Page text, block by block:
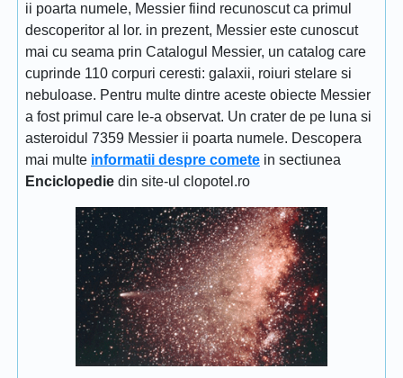
ii poarta numele, Messier fiind recunoscut ca primul
descoperitor al lor. in prezent, Messier este cunoscut
mai cu seama prin Catalogul Messier, un catalog care
cuprinde 110 corpuri ceresti: galaxii, roiuri stelare si
nebuloase. Pentru multe dintre aceste obiecte Messier
a fost primul care le-a observat. Un crater de pe luna si
asteroidul 7359 Messier ii poarta numele. Descopera
mai multe informatii despre comete in sectiunea
Enciclopedie din site-ul clopotel.ro